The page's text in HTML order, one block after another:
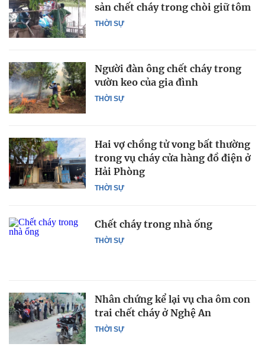
THỜI SỰ
sản chết cháy trong chòi giữ tôm
THỜI SỰ
Người đàn ông chết cháy trong
vườn keo của gia đình
THỜI SỰ
Hai vợ chồng tử vong bất thường
trong vụ cháy cửa hàng đồ điện ở
Hải Phòng
THỜI SỰ
Chết cháy trong nhà ống
THỜI SỰ
Nhân chứng kể lại vụ cha ôm con
trai chết cháy ở Nghệ An